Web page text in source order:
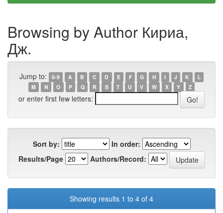
Browsing by Author Кириа,
Дж.
Jump to: 0-9 A B C D E F G H I J K
L
M
N O P Q R S T U V W X Y Z
or enter first few letters:
Sort by:
In order:
Results/Page
Authors/Record:
Showing results 1 to 4 of 4